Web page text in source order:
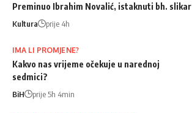
Preminuo Ibrahim Novalić, istaknuti bh. slikar
Kultura prije 4h
IMA LI PROMJENE?
Kakvo nas vrijeme očekuje u narednoj
sedmici?
BiH prije 5h 4min